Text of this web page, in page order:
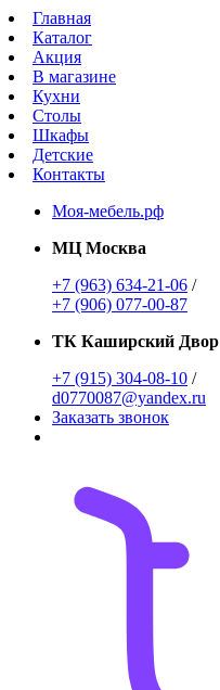
Главная
Каталог
Акция
В магазине
Кухни
Столы
Шкафы
Детские
Контакты
Моя-мебель.рф
МЦ Москва
+7 (963) 634-21-06 /
+7 (906) 077-00-87
ТК Каширский Двор
+7 (915) 304-08-10 /
d0770087@yandex.ru
Заказать звонок